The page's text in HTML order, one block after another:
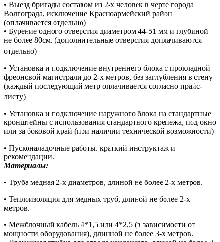
• Выезд бригады составом из 2-х человек в черте города
Волгограда, исключение Красноармейский район
(оплачивается отдельно)
• Бурение одного отверстия диаметром 44-51 мм и глубиной
не более 80см. (дополнительные отверстия доплачиваются
отдельно)
• Установка и подключение внутреннего блока с прокладной
фреоновой магистрали до 2-х метров, без заглубления в стену
(каждый последующий метр оплачивается согласно прайс-
листу)
• Установка и подключение наружного блока на стандартные
кронштейны с использования стандартного крепежа, под окно
или за боковой край (при наличии технической возможности)
• Пусконаладочные работы, краткий инструктаж и
рекомендации.
Материалы:
• Труба медная 2-х диаметров, длиной не более 2-х метров.
• Теплоизоляция для медных труб, длиной не более 2-х
метров.
• Межблочный кабель 4*1,5 или 4*2,5 (в зависимости от
мощности оборудования), длинной не более 3-х метров.